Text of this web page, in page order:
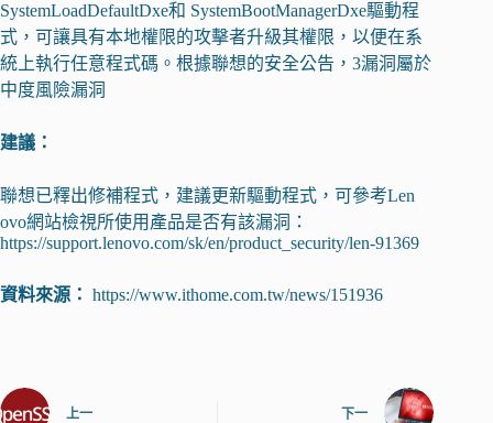
SystemLoadDefaultDxe和 SystemBootManagerDxe驅動程
式，可讓具有本地權限的攻擊者升級其權限，以便在系
統上執行任意程式碼。根據聯想的安全公告，3漏洞屬於
中度風險漏洞
建議：
聯想已釋出修補程式，建議更新驅動程式，可參考Len
ovo網站檢視所使用產品是否有該漏洞：
https://support.lenovo.com/sk/en/product_security/len-91369
資料來源： https://www.ithome.com.tw/news/151936
上一 下一